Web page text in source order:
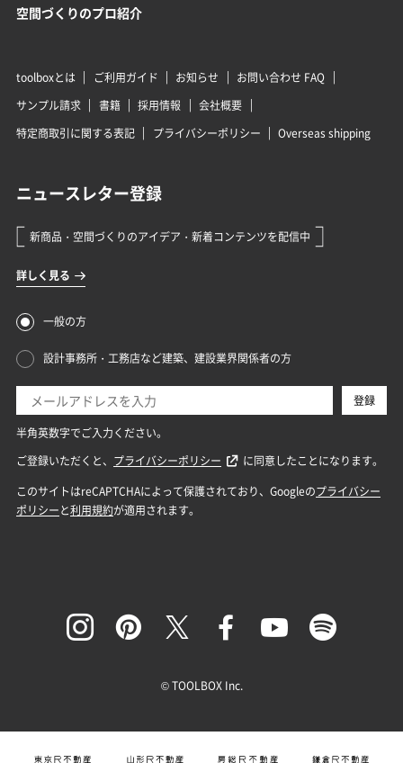
空間づくりのプロ紹介
toolboxとは ご利用ガイド お知らせ
お問い合わせ FAQ
サンプル請求
書籍 採用情報
会社概要
特定商取引に関する表記
プライバシーポリシー Overseas shipping
© TOOLBOX Inc.